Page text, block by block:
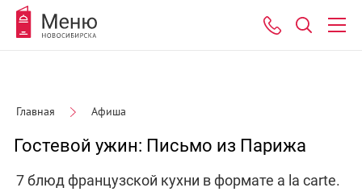
Главная Афиша
Гостевой ужин: Письмо из Парижа
7 блюд французской кухни в формате a la carte.